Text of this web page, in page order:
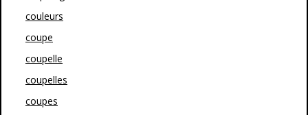
couleurs
coupe
coupelle
coupelles
coupes